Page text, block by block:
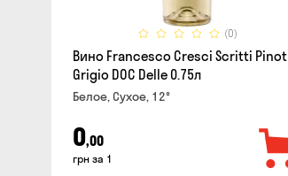
(0)
Вино Francesco Cresci Scritti Pinot
Grigio DOC Delle 0.75л
Белое, Сухое, 12°
0,00
грн за 1